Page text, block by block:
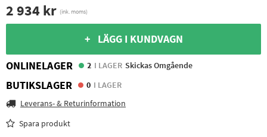
2 934 kr (ink. moms)
+ LÄGG I KUNDVAGN
ONLINELAGER
2 I LAGER Skickas Omgående
BUTIKSLAGER 0 I LAGER
Leverans- & Returinformation
Spara produkt